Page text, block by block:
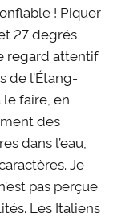
! Piquer
27 degrés
regard attentif
de l’Étang-
faire, en
des
dans l’eau,
Je
pas perçue
Les Italiens